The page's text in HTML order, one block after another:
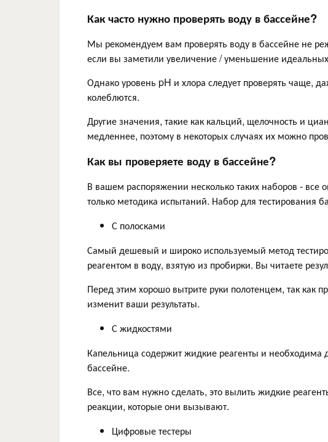
Как часто нужно проверять воду в бассейне?
Мы рекомендуем вам проверять воду в бассейне не
если вы заметили увеличение / уменьшение
Однако уровень pH и хлора следует проверять чаще,
колеблются.
Другие значения, такие как кальций, щелочность и
медленнее, поэтому в некоторых случаях их можно
Как вы проверяете воду в бассейне?
В вашем распоряжении несколько таких наборов - все
только методика испытаний. Набор для тестирования
С полосками
Самый дешевый и широко используемый метод
реагентом в воду, взятую из пробирки. Вы читаете
Перед этим хорошо вытрите руки полотенцем, так как
изменит ваши результаты.
С жидкостями
Капельница содержит жидкие реагенты и необходима
бассейне.
Все, что вам нужно сделать, это вылить жидкие
реакции, которые они вызывают.
Цифровые тестеры